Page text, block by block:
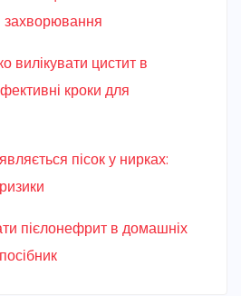
захворювання
вилікувати цистит в
кроки для
пісок у нирках:
пієлонефрит в домашніх